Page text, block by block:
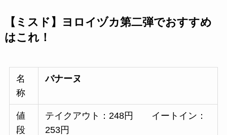
【ミスド】ヨロイヅカ第二弾でおすすめ
はこれ！
名
称
バナーヌ
値
段
テイクアウト：248円 イートイン：
253円